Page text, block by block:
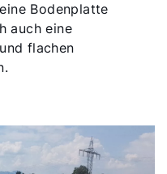
Bodenplatte
auch eine
flachen